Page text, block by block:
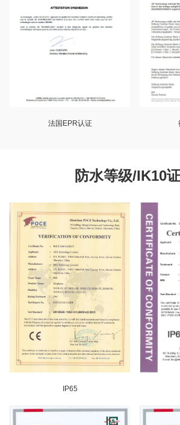
法国EPR认证
防水等级/IK10
IP65